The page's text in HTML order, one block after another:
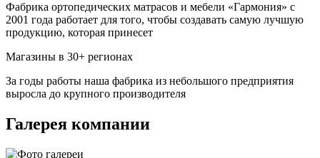
Фабрика ортопедических матрасов и мебели «Гармония» с
2001 года работает для того, чтобы создавать самую лучшую
продукцию, которая принесет
Магазины в 30+ регионах
За годы работы наша фабрика из небольшого предприятия
выросла до крупного производителя
Галерея компании